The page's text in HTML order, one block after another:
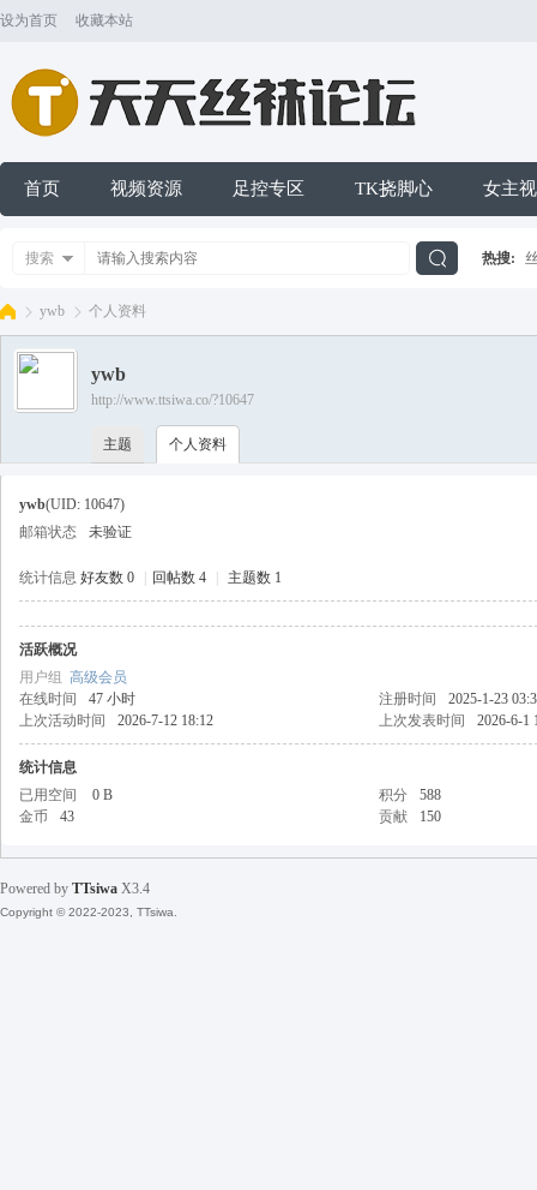
设为首页 收藏本站
首页 视频资源 足控专区 TK挠脚心 女主
搜索 热搜:
丝
›
ywb
›
个人资料
ywb
http://www.ttsiwa.co/?10647
主题 个人资料
ywb(UID: 10647)
邮箱状态
未验证
统计信息 好友数 0 回帖数 4 主题数 1
活跃概况
用户组 高级会员
在线时间
47 小时 注册时间
2025-1-23
上次活动时间
2026-7-12 18:12 上次发表时间 2026-6-1
统计信息
已用空间
0 B 积分
588
金币
43 贡献 150
Powered by TTsiwa X3.4
Copyright © 2022-2023, TTsiwa.